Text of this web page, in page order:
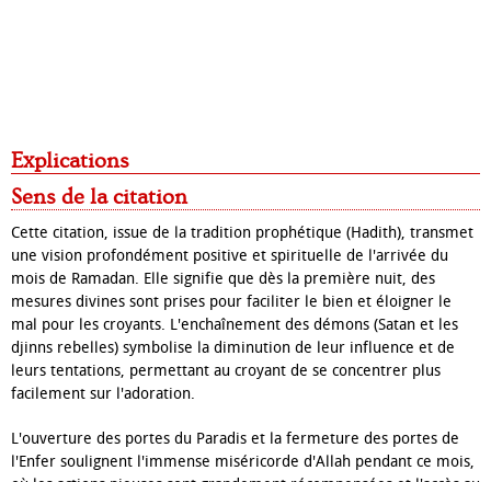
Explications
Sens de la citation
Cette citation, issue de la tradition prophétique (Hadith), transmet
une vision profondément positive et spirituelle de l'arrivée du
mois de Ramadan. Elle signifie que dès la première nuit, des
mesures divines sont prises pour faciliter le bien et éloigner le
mal pour les croyants. L'enchaînement des démons (Satan et les
djinns rebelles) symbolise la diminution de leur influence et de
leurs tentations, permettant au croyant de se concentrer plus
facilement sur l'adoration.
L'ouverture des portes du Paradis et la fermeture des portes de
l'Enfer soulignent l'immense miséricorde d'Allah pendant ce mois,